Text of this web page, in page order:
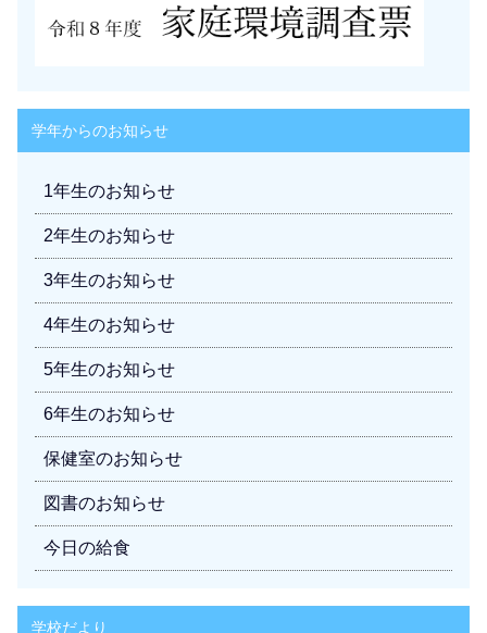
学年からのお知らせ
1年生のお知らせ
2年生のお知らせ
3年生のお知らせ
4年生のお知らせ
5年生のお知らせ
6年生のお知らせ
保健室のお知らせ
図書のお知らせ
今日の給食
学校だより